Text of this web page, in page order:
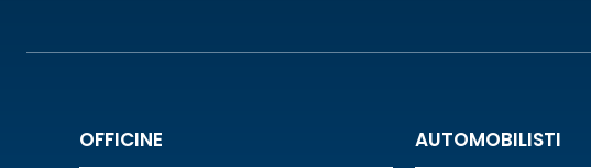
OFFICINE AUTOMOBILISTI